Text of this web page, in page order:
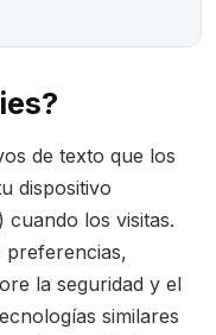
de texto que los
dispositivo
los visitas.
preferencias,
la seguridad y el
similares